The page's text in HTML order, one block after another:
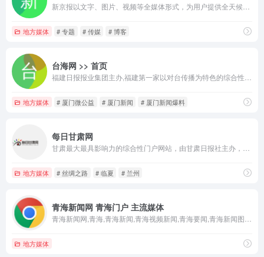
地方媒体 # 专题 # 传媒 # 博客
台海网 >> 首页
地方媒体 # 厦门微公益 # 厦门新闻 # 厦门新闻爆料
每日甘肃网
地方媒体 # 丝绸之路 # 临夏 # 兰州
青海新闻网 青海门户 主流媒体
地方媒体